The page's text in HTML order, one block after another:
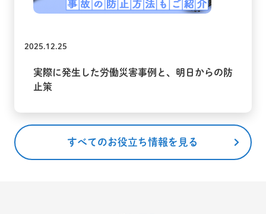
2025.12.25
実際に発生した労働災害事例と、明日からの防
止策
すべてのお役立ち情報を見る